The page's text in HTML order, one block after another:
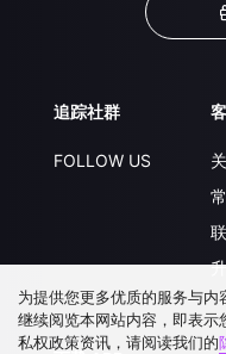
追踪社群
FOLLOW US
为提供您更多优质的服务与
继续阅览本网站内容，即表
私权政策资讯，请阅读我们的